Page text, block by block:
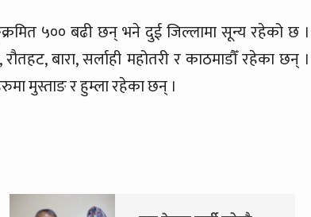
५०० बढी छन् भने दुई जिल्लामा सून्य रहेको छ ।
बारा, सर्लाही महोतरी र काठमाडौँ रहेका छन् ।
मुस्ताङ र हुम्ला रहेका छन् ।